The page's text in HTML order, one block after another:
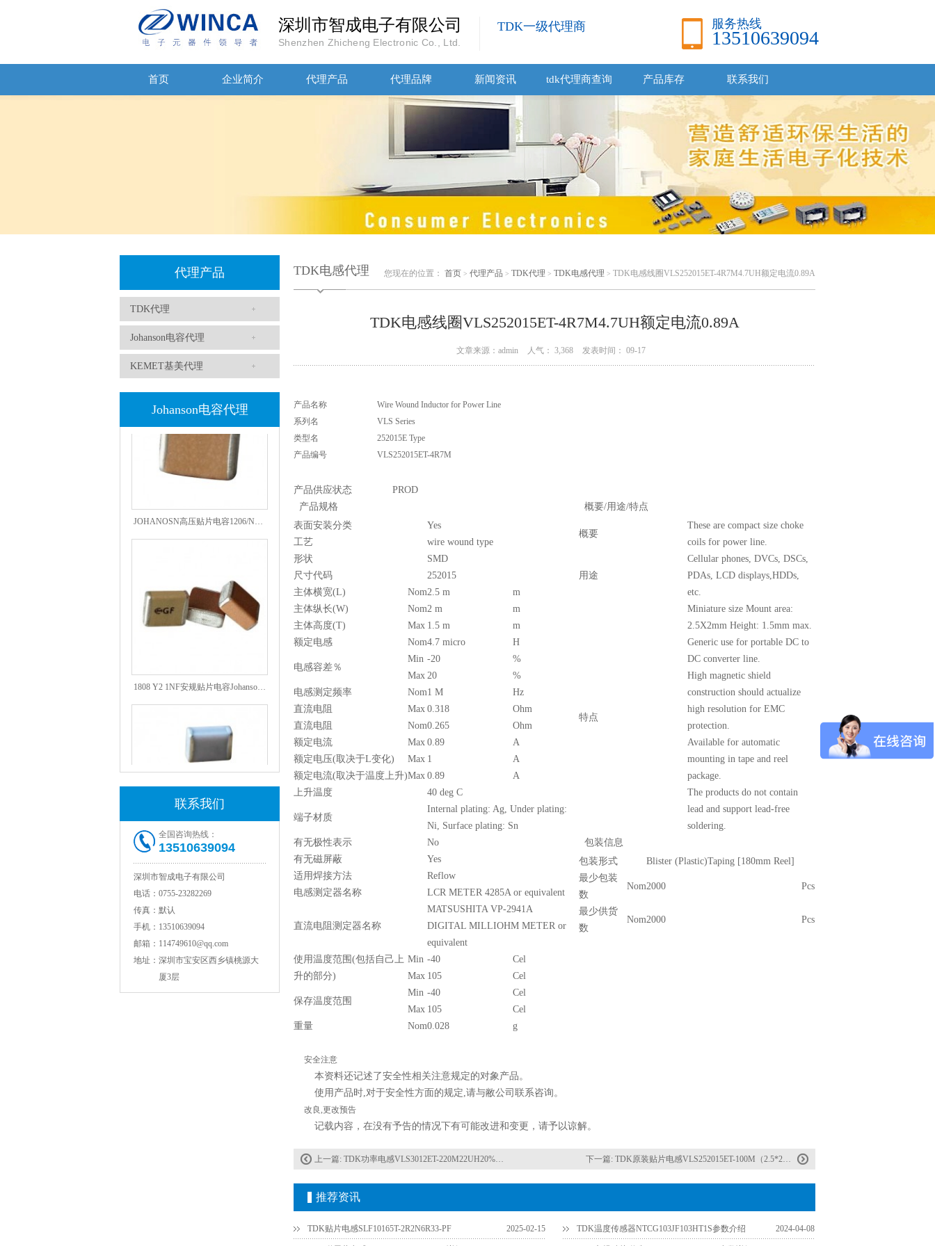
深圳市智成电子有限公司
Shenzhen Zhicheng Electronic Co., Ltd.
TDK一级代理商 服务热线
13510639094
首页 企业简介 代理产品 代理品牌 新闻资讯 tdk代理商查询 产品库存 联系我们
代理产品
TDK代理
Johanson电容代理
KEMET基美代理
Johanson电容代理
JOHANOSN高压贴片电容1206/NPO/1000V/220PF/J档封装
1808 Y2 1NF安规贴片电容Johanson品牌
联系我们
全国咨询热线：
13510639094
深圳市智成电子有限公司
电话： 0755-23282269
传真： 默认
手机： 13510639094
邮箱： 114749610@qq.com
地址： 深圳市宝安区西乡镇桃源大
厦3层
TDK电感代理 您现在的位置： 首页 > 代理产品 > TDK代理 > TDK电感代理 > TDK电感线圈VLS252015ET-4R7M4.7UH额定电流0.89A
TDK电感线圈VLS252015ET-4R7M4.7UH额定电流0.89A
文章来源：admin 人气： 3,368 发表时间： 09-17
产品名称
Wire Wound Inductor for Power Line
系列名
VLS Series
类型名
252015E Type
产品编号
VLS252015ET-4R7M
产品供应状态
PROD
产品规格
表面安装分类
Yes
工艺
wire wound type
形状
SMD
尺寸代码
252015
主体横宽(L)
Nom2.5 m
m
主体纵长(W)
Nom2 m
m
主体高度(T)
Max 1.5 m
m
额定电感
Nom4.7 micro H
电感容差％
Min -20
%
Max 20
%
电感测定频率
Nom1 M
Hz
直流电阻
Max 0.318
Ohm
直流电阻
Nom0.265
Ohm
额定电流
Max 0.89
A
额定电压(取决于L变化)
Max 1
A
额定电流(取决于温度上升)Max 0.89
A
上升温度
40 deg C
端子材质
Internal plating: Ag, Under plating:
Ni, Surface plating: Sn
有无极性表示
No
有无磁屏蔽
Yes
适用焊接方法
Reflow
电感测定器名称
LCR METER 4285A or equivalent
直流电阻测定器名称
MATSUSHITA VP-2941A
DIGITAL MILLIOHM METER or
equivalent
使用温度范围(包括自己上
升的部分)
Min -40
Cel
Max 105 Cel
保存温度范围
Min -40
Cel
Max 105
Cel
重量
Nom0.028 g
概要/用途/特点
概要
These are compact size choke
coils for power line.
用途
Cellular phones, DVCs, DSCs,
PDAs, LCD displays,HDDs,
etc.
特点
Miniature size Mount area:
2.5X2mm Height: 1.5mm max.
Generic use for portable DC to
DC converter line.
High magnetic shield
construction should actualize
high resolution for EMC
protection.
Available for automatic
mounting in tape and reel
package.
The products do not contain
lead and support lead-free
soldering.
包装信息
包装形式
Blister (Plastic)Taping [180mm Reel]
最少包装
数
Nom2000 Pcs
最少供货
数
Nom2000 Pcs
安全注意
本资料还记述了安全性相关注意规定的对象产品。
使用产品时,对于安全性方面的规定,请与敝公司联系咨询。
改良,更改预告
记载内容，在没有予告的情况下有可能改进和变更，请予以谅解。
上一篇: TDK功率电感VLS3012ET-220M22UH20%精度 下一篇: TDK原装贴片电感VLS252015ET-100M（2.5*2*1.5mm)
推荐资讯
TDK贴片电感SLF10165T-2R2N6R33-PF 2025-02-15 TDK温度传感器NTCG103JF103HT1S参数介绍 2024-04-08